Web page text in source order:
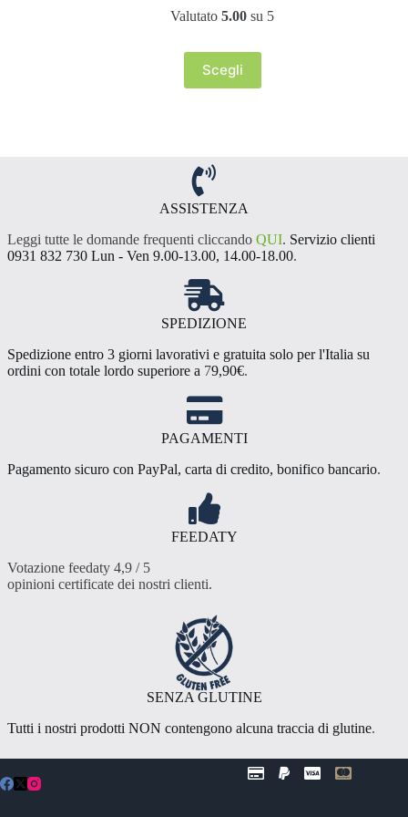
prezzo:
Valutato 5.00 su 5
Scegli
Questo
prodotto
essere
nella
pagina
prodotto
ASSISTENZA
Leggi tutte le domande frequenti cliccando QUI. Servizio clienti
0931 832 730 Lun - Ven 9.00-13.00, 14.00-18.00.
SPEDIZIONE
Spedizione entro 3 giorni lavorativi e gratuita solo per l'Italia su
ordini con totale lordo superiore a 79,90€.
PAGAMENTI
Pagamento sicuro con PayPal, carta di credito, bonifico bancario.
FEEDATY
Votazione feedaty 4,9 / 5
opinioni certificate dei nostri clienti.
SENZA GLUTINE
Tutti i nostri prodotti NON contengono alcuna traccia di glutine.